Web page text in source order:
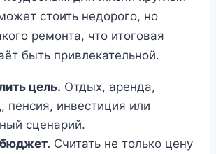
стоить недорого, но
ремонта, что итоговая
быть привлекательной.
цель. Отдых, аренда,
пенсия, инвестиция или
сценарий.
Считать не только цену